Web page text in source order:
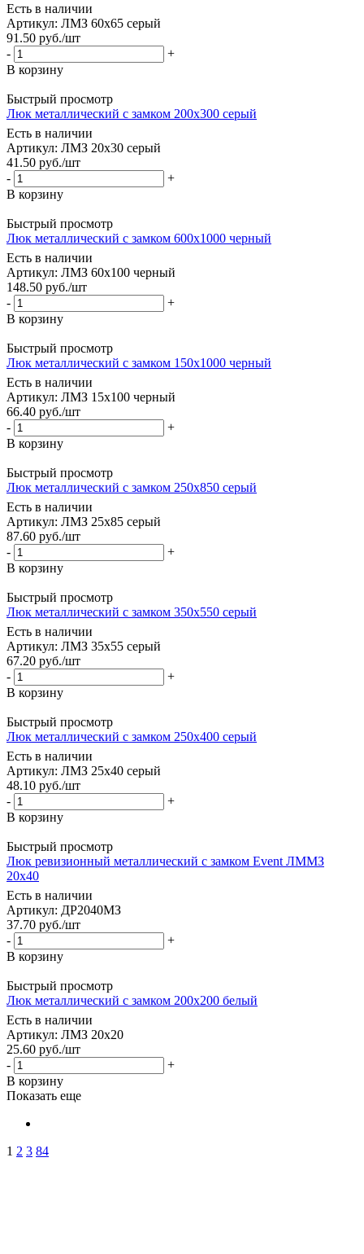
Есть в наличии
Артикул: ЛМЗ 60х65 серый
91.50 руб./шт
-
+
В корзину
Быстрый просмотр
Люк металлический с замком 200х300 серый
Есть в наличии
Артикул: ЛМЗ 20х30 серый
41.50 руб./шт
-
+
В корзину
Быстрый просмотр
Люк металлический с замком 600х1000 черный
Есть в наличии
Артикул: ЛМЗ 60х100 черный
148.50 руб./шт
-
+
В корзину
Быстрый просмотр
Люк металлический с замком 150х1000 черный
Есть в наличии
Артикул: ЛМЗ 15х100 черный
66.40 руб./шт
-
+
В корзину
Быстрый просмотр
Люк металлический с замком 250х850 серый
Есть в наличии
Артикул: ЛМЗ 25х85 серый
87.60 руб./шт
-
+
В корзину
Быстрый просмотр
Люк металлический с замком 350х550 серый
Есть в наличии
Артикул: ЛМЗ 35х55 серый
67.20 руб./шт
-
+
В корзину
Быстрый просмотр
Люк металлический с замком 250х400 серый
Есть в наличии
Артикул: ЛМЗ 25х40 серый
48.10 руб./шт
-
+
В корзину
Быстрый просмотр
Люк ревизионный металлический с замком Event ЛММЗ
20x40
Есть в наличии
Артикул: ДР2040МЗ
37.70 руб./шт
-
+
В корзину
Быстрый просмотр
Люк металлический с замком 200х200 белый
Есть в наличии
Артикул: ЛМЗ 20х20
25.60 руб./шт
-
+
В корзину
Показать еще
1 2 3 84